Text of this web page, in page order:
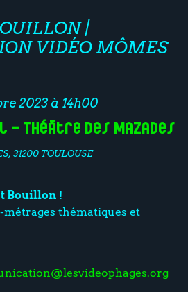
|
VIDÉO MÔMES
2023 à 14h00
Théâtre des Mazades
31200 TOULOUSE
Bouillon !
thématiques et